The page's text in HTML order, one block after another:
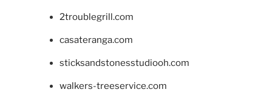
2troublegrill.com
casateranga.com
sticksandstonesstudiooh.com
walkers-treeservice.com